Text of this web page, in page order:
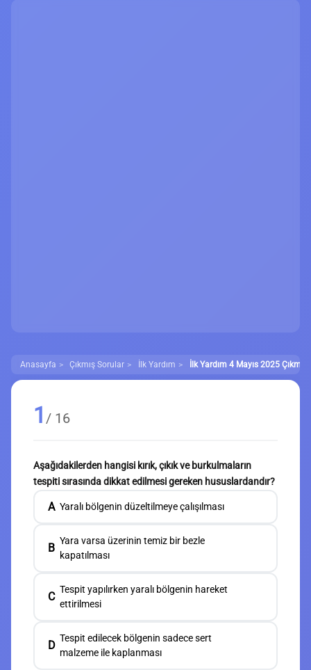
Anasayfa Çıkmış Sorular İlk Yardım İlk Yardım 4 Mayıs 2025
1 / 16
Aşağıdakilerden hangisi kırık, çıkık ve burkulmaların
tespiti sırasında dikkat edilmesi gereken hususlardandır?
A Yaralı bölgenin düzeltilmeye çalışılması
B
Yara varsa üzerinin temiz bir bezle
kapatılması
C
Tespit yapılırken yaralı bölgenin hareket
ettirilmesi
D
Tespit edilecek bölgenin sadece sert
malzeme ile kaplanması